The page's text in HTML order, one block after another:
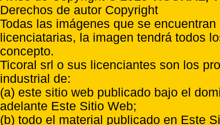
Derechos de autor Copyright
Todas las imágenes que se
licenciatarias, la imagen tendrá todos
concepto.
Ticoral srl o sus licenciantes son los
industrial de:
(a) este sitio web publicado bajo el
adelante Este Sitio Web;
(b) todo el material publicado en Este